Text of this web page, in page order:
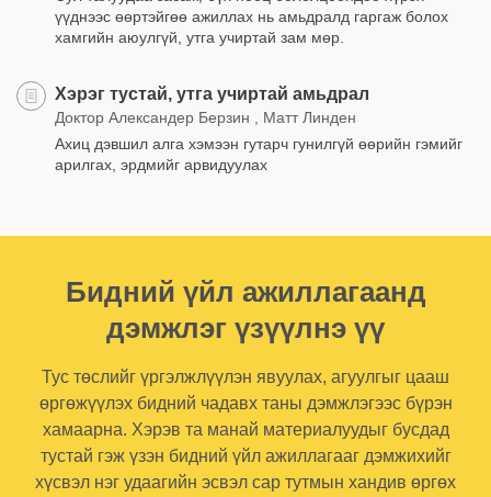
үүднээс өөртэйгөө ажиллах нь амьдралд гаргаж болох
хамгийн аюулгүй, утга учиртай зам мөр.
Хэрэг тустай, утга учиртай амьдрал
Доктор Александер Берзин , Матт Линден
Ахиц дэвшил алга хэмээн гутарч гунилгүй өөрийн гэмийг
арилгах, эрдмийг арвидуулах
Бидний үйл ажиллагаанд
дэмжлэг үзүүлнэ үү
Тус төслийг үргэлжлүүлэн явуулах, агуулгыг цааш
өргөжүүлэх бидний чадавх таны дэмжлэгээс бүрэн
хамаарна. Хэрэв та манай материалуудыг бусдад
тустай гэж үзэн бидний үйл ажиллагааг дэмжихийг
хүсвэл нэг удаагийн эсвэл сар тутмын хандив өргөх